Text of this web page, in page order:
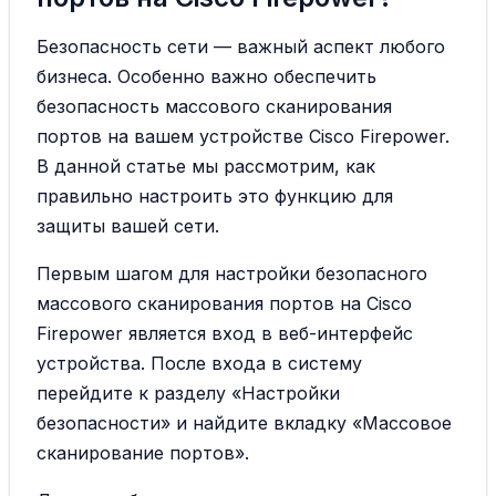
Безопасность сети — важный аспект любого
бизнеса. Особенно важно обеспечить
безопасность массового сканирования
портов на вашем устройстве Cisco Firepower.
В данной статье мы рассмотрим, как
правильно настроить это функцию для
защиты вашей сети.
Первым шагом для настройки безопасного
массового сканирования портов на Cisco
Firepower является вход в веб-интерфейс
устройства. После входа в систему
перейдите к разделу «Настройки
безопасности» и найдите вкладку «Массовое
сканирование портов».